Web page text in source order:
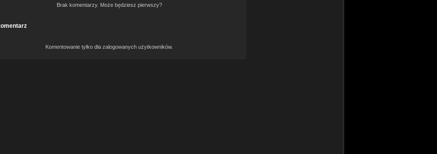
Brak komentarzy. Może będziesz pierwszy?
Komentowanie tylko dla zalogowanych użytkowników.